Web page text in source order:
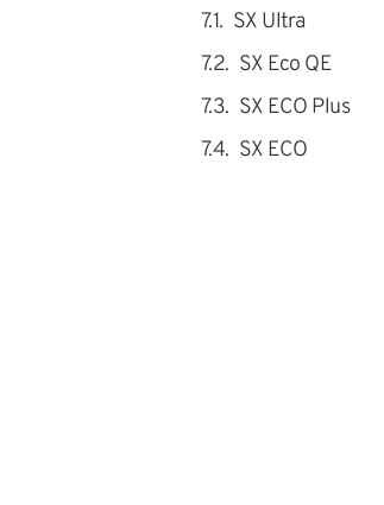
SX Ultra
SX Eco QE
SX ECO Plus
SX ECO